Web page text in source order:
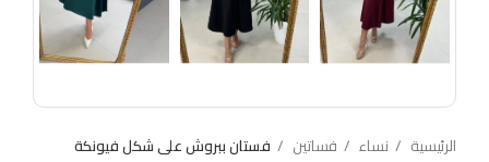
الرئيسية نساء فساتين فستان ببروش على شكل فيونكة